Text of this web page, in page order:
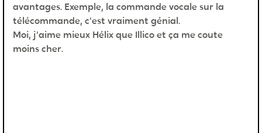
avantages. Exemple, la commande vocale sur la
télécommande, c'est vraiment génial.
Moi, j'aime mieux Hélix que Illico et ça me coute
moins cher.